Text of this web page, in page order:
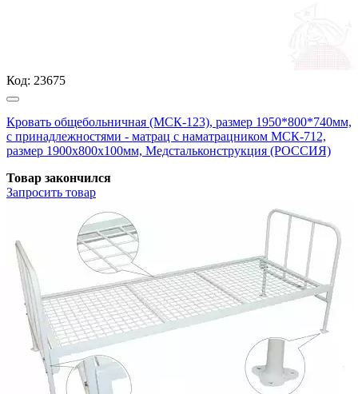
Код: 23675
Кровать общебольничная (МСК-123), размер 1950*800*740мм,
с принадлежностями - матрац с наматрацником МСК-712,
размер 1900х800х100мм, Медстальконструкция (РОССИЯ)
Товар закончился
Запросить товар